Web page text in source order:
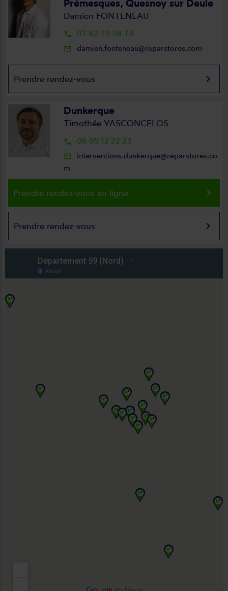
Prémesques, Quesnoy sur Deule
Damien FONTENEAU
local_phone 07 82 79 98 73
mail_outline damien.fonteneau@reparstores.com
Prendre rendez-vous keyboard_arrow_right
Dunkerque
Timothée VASCONCELOS
local_phone 06 05 12 22 23
mail_outline
interventions.dunkerque@reparstores.co
m
Prendre rendez-vous en ligne keyboard_arrow_right
Prendre rendez-vous keyboard_arrow_right